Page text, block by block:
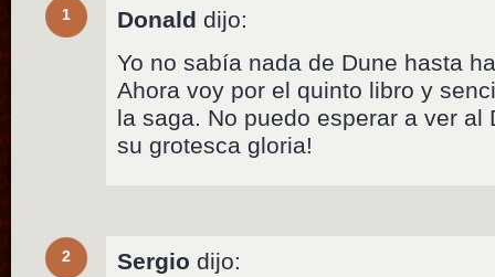
1 Donald dijo:
Yo no sabía nada de Dune hasta
Ahora voy por el quinto libro y
la saga. No puedo esperar a ver al
su grotesca gloria!
2 Sergio dijo: